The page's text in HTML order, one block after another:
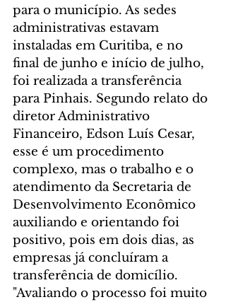
para o município. As sedes
administrativas estavam
instaladas em Curitiba, e no
final de junho e início de julho,
foi realizada a transferência
para Pinhais. Segundo relato do
diretor Administrativo
Financeiro, Edson Luís Cesar,
esse é um procedimento
complexo, mas o trabalho e o
atendimento da Secretaria de
Desenvolvimento Econômico
auxiliando e orientando foi
positivo, pois em dois dias, as
empresas já concluíram a
transferência de domicílio.
"Avaliando o processo foi muito